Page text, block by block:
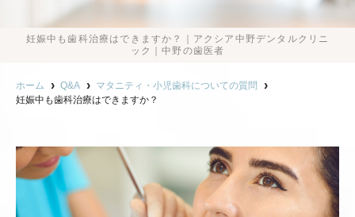
妊娠中も歯科治療はできますか？｜アクシア中野デンタルクリニ
ック｜中野の歯医者
ホーム Q&A
マタニティ・小児歯科についての質問
妊娠中も歯科治療はできますか？